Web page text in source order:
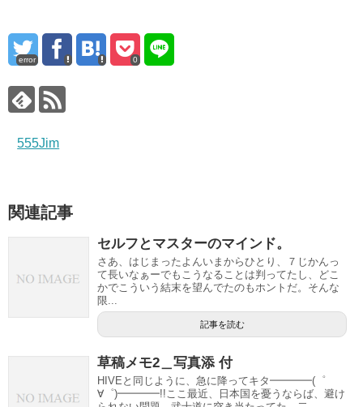
error 0
555Jim
関連記事
セルフとマスターのマインド。
さあ、はじまったよんいまからひとり、７じかんっ
て長いなぁーでもこうなることは判ってたし、どこ
かでこういう結末を望んでたのもホントだ。そんな
限...
記事を読む
草稿メモ2＿写真添 付
HIVEと同じように、急に降ってキタ━━━━(゜
∀゜)━━━━!!ここ最近、日本国を憂うならば、避け